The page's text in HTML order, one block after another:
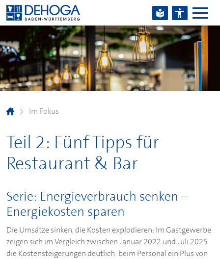
Zum Hauptinhalt springen
Zum Footerinhalt springen
Im Fokus
Teil 2: Fünf Tipps für
Restaurant & Bar
Serie: Energieverbrauch senken –
Energiekosten sparen
Die Umsätze sinken, die Kosten explodieren: Im Gastgewerbe
zeigen sich im Vergleich zwischen Januar 2022 und Juli 2025
die Kostensteigerungen deutlich: beim Personal ein Plus von